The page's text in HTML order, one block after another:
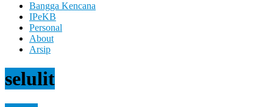
Hari
Mulya
Brain
Can
Analyze
Bangga Kencana
IPeKB
Personal
About
Arsip
selulit